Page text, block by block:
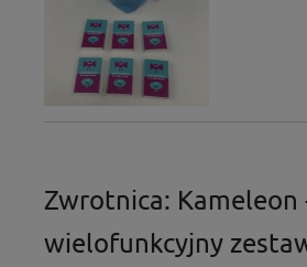
Zwrotnica: Kameleon
wielofunkcyjny